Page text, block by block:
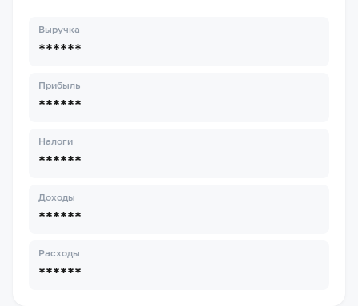
Выручка
******
Прибыль
******
Налоги
******
Доходы
******
Расходы
******